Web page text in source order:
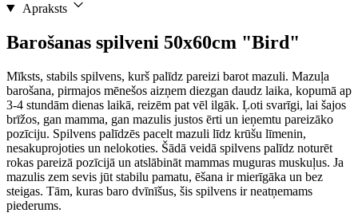
Apraksts
Barošanas spilveni 50x60cm "Bird"
Mīksts, stabils spilvens, kurš palīdz pareizi barot mazuli. Mazuļa
barošana, pirmajos mēnešos aizņem diezgan daudz laika, kopumā ap
3-4 stundām dienas laikā, reizēm pat vēl ilgāk. Ļoti svarīgi, lai šajos
brīžos, gan mamma, gan mazulis justos ērti un ieņemtu pareizāko
pozīciju. Spilvens palīdzēs pacelt mazuli līdz krūšu līmenin,
nesakuprojoties un nelokoties. Šādā veidā spilvens palīdz noturēt
rokas pareizā pozīcijā un atslābināt mammas muguras muskuļus. Ja
mazulis zem sevis jūt stabilu pamatu, ēšana ir mierīgāka un bez
steigas. Tām, kuras baro dvīnīšus, šis spilvens ir neatņemams
piederums.